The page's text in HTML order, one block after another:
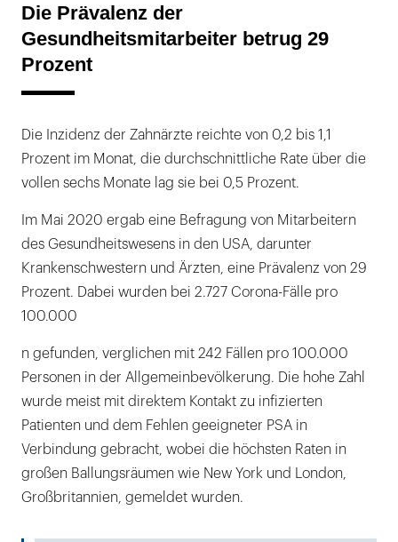
Die Prävalenz der
Gesundheitsmitarbeiter betrug 29
Prozent
Die Inzidenz der Zahnärzte reichte von 0,2 bis 1,1
Prozent im Monat, die durchschnittliche Rate über die
vollen sechs Monate lag sie bei 0,5 Prozent.
Im Mai 2020 ergab eine Befragung von Mitarbeitern
des Gesundheitswesens in den USA, darunter
Krankenschwestern und Ärzten, eine Prävalenz von 29
Prozent. Dabei wurden bei 2.727 Corona-Fälle pro
100.000
n gefunden, verglichen mit 242 Fällen pro 100.000
Personen in der Allgemeinbevölkerung. Die hohe Zahl
wurde meist mit direktem Kontakt zu infizierten
Patienten und dem Fehlen geeigneter PSA in
Verbindung gebracht, wobei die höchsten Raten in
großen Ballungsräumen wie New York und London,
Großbritannien, gemeldet wurden.